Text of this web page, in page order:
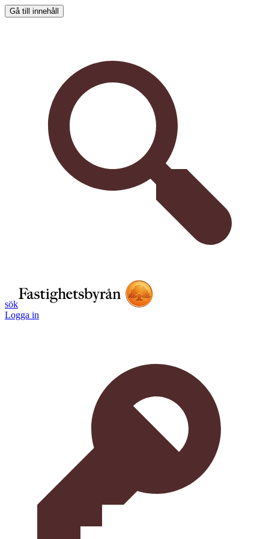
Gå till innehåll
sök
Logga in